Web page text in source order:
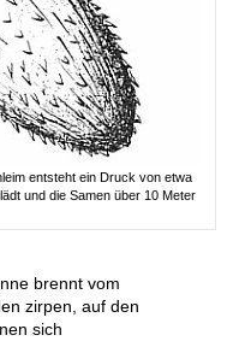
entsteht ein Druck von etwa
und die Samen über 10 Meter
brennt vom
zirpen, auf den
sich